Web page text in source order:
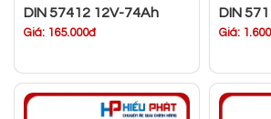
DIN 57412 12V-74Ah
Giá: 165.000đ
DIN
Giá: